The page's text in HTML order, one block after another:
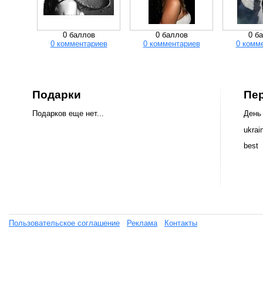
0 баллов
0 комментариев
0 баллов
0 комментариев
0
0
Подарки
Подарков еще нет...
best
Пользовательское соглашение Реклама Контакты